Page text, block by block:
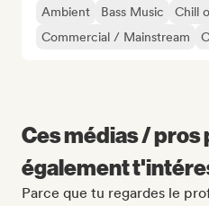
Ambient Bass Music Chill
Commercial / Mainstream
Ces médias /
également
Parce que tu regardes le